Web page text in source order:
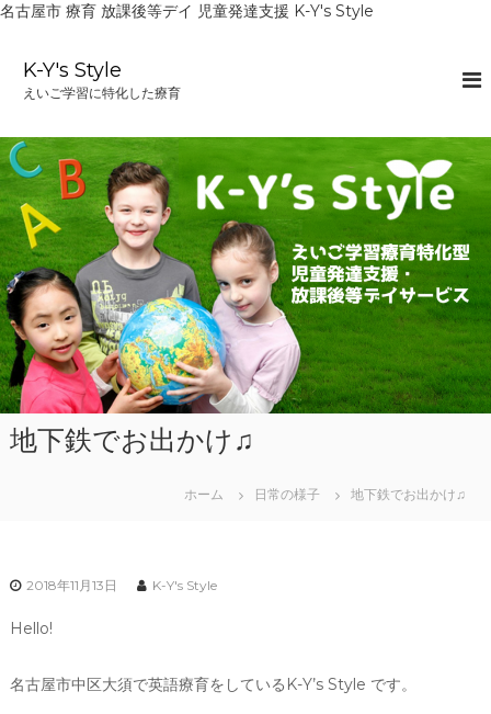
名古屋市 療育 放課後等デイ 児童発達支援 K-Y's Style
へ
ス
キ
ッ
プ
K-Y's Style
えいご学習に特化した療育
地下鉄でお出かけ♫
ホーム 日常の様子 地下鉄でお出かけ♫
2018年11月13日 K-Y's Style
Hello!
名古屋市中区大須で英語療育をしているK-Y’s Style です。